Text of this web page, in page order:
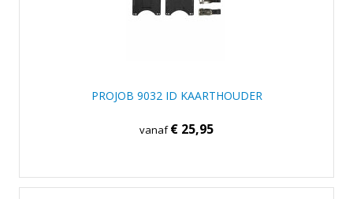
PROJOB 9032 ID KAARTHOUDER
vanaf€ 25,95